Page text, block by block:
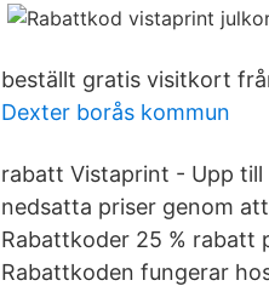
beställt gratis visitkort
Dexter borås kommun
rabatt Vistaprint - Upp
nedsatta priser genom
Rabattkoder 25 % rabatt
Rabattkoden fungerar